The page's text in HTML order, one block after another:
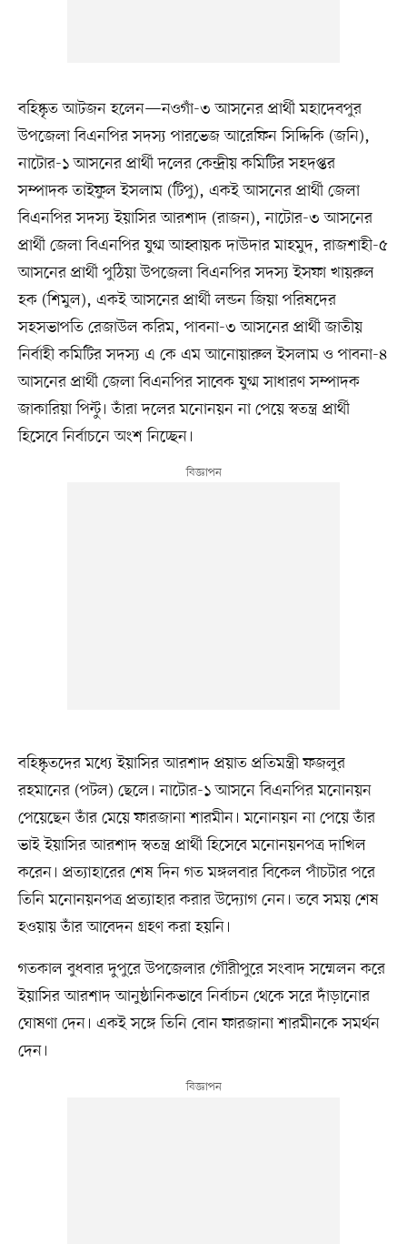
বহিষ্কৃত আটজন হলেন—নওগাঁ-৩ আসনের প্রার্থী মহাদেবপুর
উপজেলা বিএনপির সদস্য পারভেজ আরেফিন সিদ্দিকি (জনি),
নাটোর-১ আসনের প্রার্থী দলের কেন্দ্রীয় কমিটির সহদপ্তর
সম্পাদক তাইফুল ইসলাম (টিপু), একই আসনের প্রার্থী জেলা
বিএনপির সদস্য ইয়াসির আরশাদ (রাজন), নাটোর-৩ আসনের
প্রার্থী জেলা বিএনপির যুগ্ম আহ্বায়ক দাউদার মাহমুদ, রাজশাহী-৫
আসনের প্রার্থী পুঠিয়া উপজেলা বিএনপির সদস্য ইসফা খায়রুল
হক (শিমুল), একই আসনের প্রার্থী লন্ডন জিয়া পরিষদের
সহসভাপতি রেজাউল করিম, পাবনা-৩ আসনের প্রার্থী জাতীয়
নির্বাহী কমিটির সদস্য এ কে এম আনোয়ারুল ইসলাম ও পাবনা-৪
আসনের প্রার্থী জেলা বিএনপির সাবেক যুগ্ম সাধারণ সম্পাদক
জাকারিয়া পিন্টু। তাঁরা দলের মনোনয়ন না পেয়ে স্বতন্ত্র প্রার্থী
হিসেবে নির্বাচনে অংশ নিচ্ছেন।
বহিষ্কৃতদের মধ্যে ইয়াসির আরশাদ প্রয়াত প্রতিমন্ত্রী ফজলুর
রহমানের (পটল) ছেলে। নাটোর-১ আসনে বিএনপির মনোনয়ন
পেয়েছেন তাঁর মেয়ে ফারজানা শারমীন। মনোনয়ন না পেয়ে তাঁর
ভাই ইয়াসির আরশাদ স্বতন্ত্র প্রার্থী হিসেবে মনোনয়নপত্র দাখিল
করেন। প্রত্যাহারের শেষ দিন গত মঙ্গলবার বিকেল পাঁচটার পরে
তিনি মনোনয়নপত্র প্রত্যাহার করার উদ্যোগ নেন। তবে সময় শেষ
হওয়ায় তাঁর আবেদন গ্রহণ করা হয়নি।
গতকাল বুধবার দুপুরে উপজেলার গৌরীপুরে সংবাদ সম্মেলন করে
ইয়াসির আরশাদ আনুষ্ঠানিকভাবে নির্বাচন থেকে সরে দাঁড়ানোর
ঘোষণা দেন। একই সঙ্গে তিনি বোন ফারজানা শারমীনকে সমর্থন
দেন।